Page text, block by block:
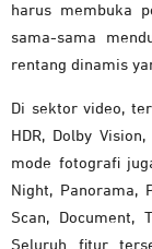
harus membuka
sama-sama
rentang dinamis
Di sektor video,
HDR, Dolby
mode fotografi
Night, Panorama,
Scan, Document,
Seluruh fitur